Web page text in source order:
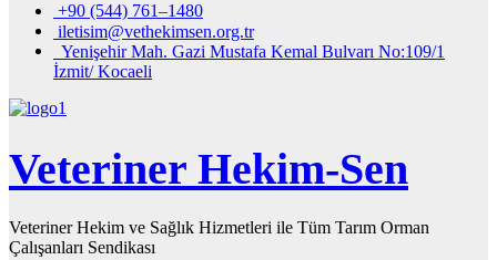
+90 (544) 761–1480
iletisim@vethekimsen.org.tr
Yenişehir Mah. Gazi Mustafa Kemal Bulvarı No:109/1
İzmit/ Kocaeli
Veteriner Hekim-Sen
Veteriner Hekim ve Sağlık Hizmetleri ile Tüm Tarım Orman
Çalışanları Sendikası